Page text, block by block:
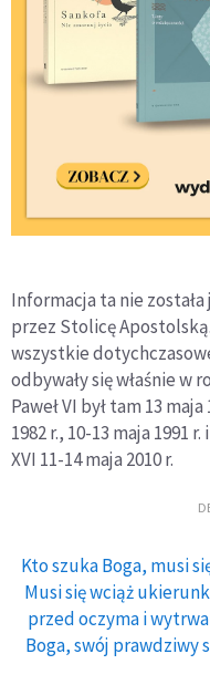
Informacja ta nie
przez Stolicę
wszystkie
odbywały się właśnie w
Paweł VI był tam 13
1982 r., 10-13 maja 1991
XVI 11-14 maja 2010 r.
Kto szuka Boga, musi
Musi się wciąż
przed oczyma i
Boga, swój prawdziwy